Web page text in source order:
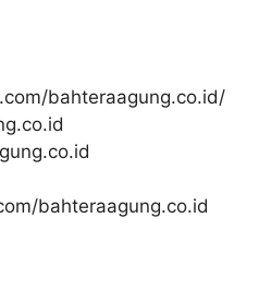
bahteraagung.co.id/
bahteraagung.co.id